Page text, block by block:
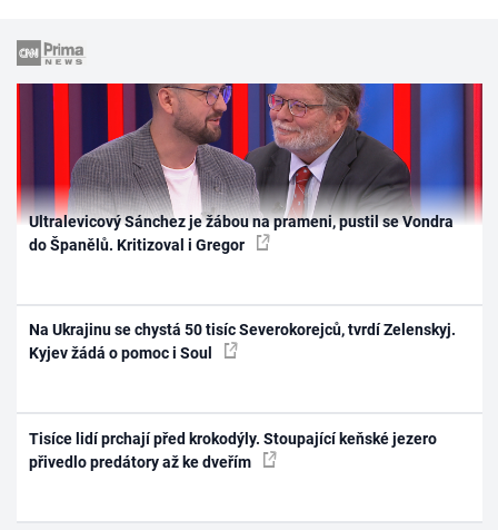
Ultralevicový Sánchez je žábou na prameni, pustil se Vondra
do Španělů. Kritizoval i Gregor
Na Ukrajinu se chystá 50 tisíc Severokorejců, tvrdí Zelenskyj.
Kyjev žádá o pomoc i Soul
Tisíce lidí prchají před krokodýly. Stoupající keňské jezero
přivedlo predátory až ke dveřím